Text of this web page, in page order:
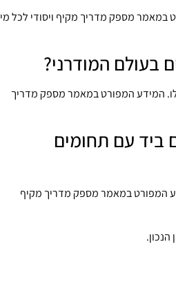
במאמר מספק מדריך מקיף ויסודי לכל מי
בעולם המודרני?
המידע המפורט במאמר מספק מדריך
ביד עם תחומים
המפורט במאמר מספק מדריך מקיף